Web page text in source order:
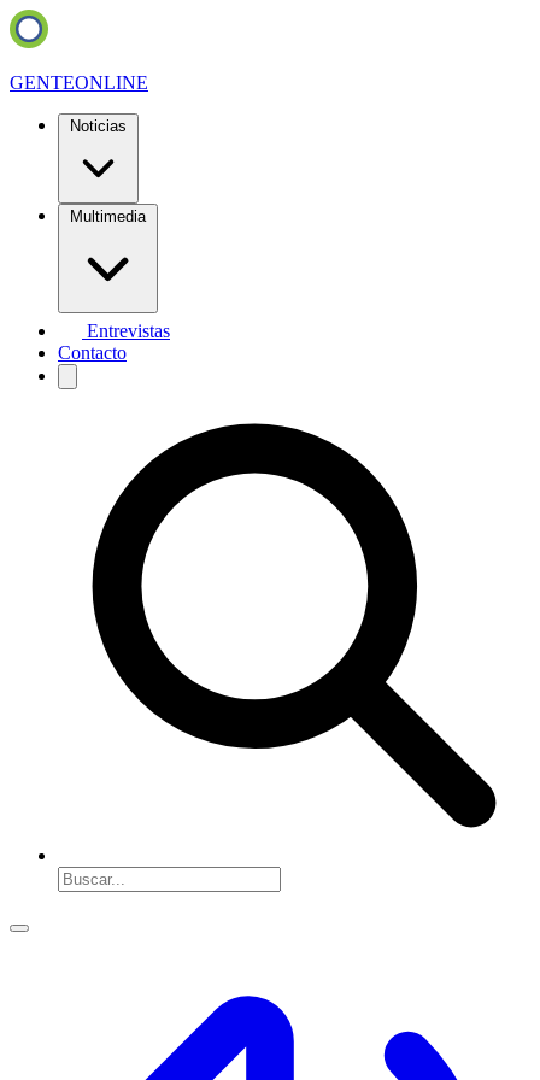
GENTEONLINE
Noticias
Multimedia
Entrevistas
Contacto